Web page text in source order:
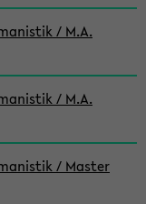
/ M.A.
/ M.A.
/ Master